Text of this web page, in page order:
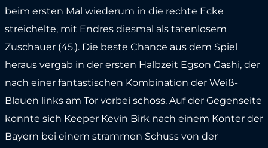
beim ersten Mal wiederum in die rechte Ecke
streichelte, mit Endres diesmal als tatenlosem
Zuschauer (45.). Die beste Chance aus dem Spiel
heraus vergab in der ersten Halbzeit Egson Gashi, der
nach einer fantastischen Kombination der Weiß-
Blauen links am Tor vorbei schoss. Auf der Gegenseite
konnte sich Keeper Kevin Birk nach einem Konter der
Bayern bei einem strammen Schuss von der